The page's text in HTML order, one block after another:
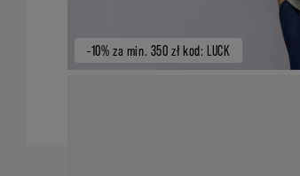
-10% za min. 350 zł kod: LUCK